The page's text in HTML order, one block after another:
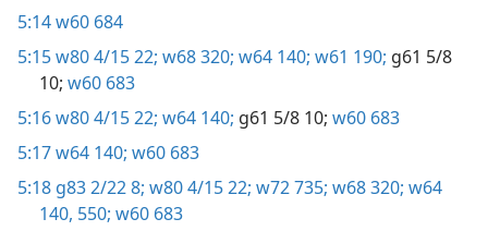
5:14w60 684
5:15w80 4/15 22; w68 320; w64 140; w61 190; g61 5/8
10; w60 683
5:16w80 4/15 22; w64 140; g61 5/8 10; w60 683
5:17w64 140; w60 683
5:18 g83 2/22 8; w80 4/15 22; w72 735; w68 320; w64
140, 550; w60 683